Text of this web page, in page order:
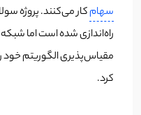
سهامکار می‌کنند. پروژه
راه‌اندازی شده است اما
مقیاس‌پذیری الگوریتم خود
کرد.